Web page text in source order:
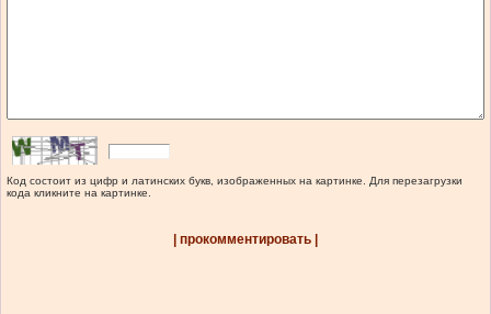
Код состоит из цифр и латинских букв, изображенных на картинке. Для перезагрузки
кода кликните на картинке.
| прокомментировать |